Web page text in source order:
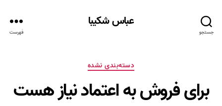
جستجو
عباس شکیبا
فهرست
دسته‌ها
دسته‌بندی نشده
برای فروش به اعتماد نیاز هست